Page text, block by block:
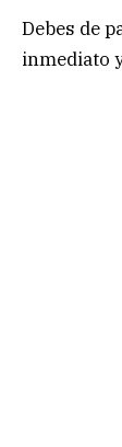
Debes de
inmediato